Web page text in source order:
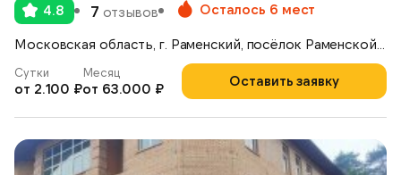
4.8 7 отзывов Осталось 6 мест
Оставить заявку
Сутки
от 2.100 ₽
Месяц
от 63.000 ₽